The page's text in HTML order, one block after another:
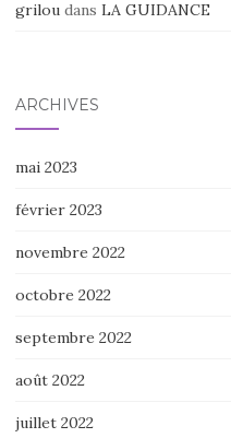
griloudans LA GUIDANCE
ARCHIVES
mai 2023
février 2023
novembre 2022
octobre 2022
septembre 2022
août 2022
juillet 2022